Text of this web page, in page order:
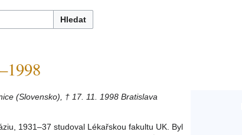
Hledat
(Slovensko), † 17. 11. 1998 Bratislava
1931–37 studoval Lékařskou fakultu UK. Byl